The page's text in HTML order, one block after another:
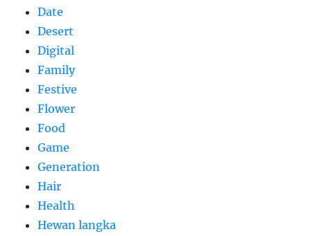
Date
Desert
Digital
Family
Festive
Flower
Food
Game
Generation
Hair
Health
Hewan langka